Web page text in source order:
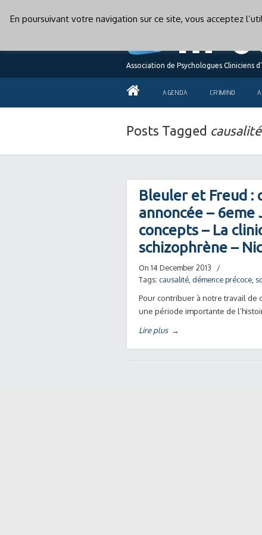
Association de Psychologues Cliniciens
AGENDA CRIMINO
Posts Tagged causalité
Bleuler et Freud :
annoncée –
concepts – La
schizophrène –
On 14 December 2013
/
Tags: causalité démence précoce
Pour contribuer à notre travail de
une période importante de
Lire plus →
En poursuivant votre navigation sur ce site, vous acceptez